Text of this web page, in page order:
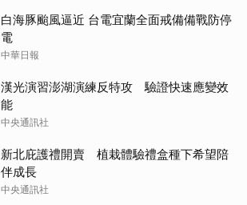
白海豚颱風逼近 台電宜蘭全面戒備備戰防停
電
中華日報
漢光演習澎湖演練反特攻 驗證快速應變效
能
中央通訊社
新北庇護禮開賣 植栽體驗禮盒種下希望陪
伴成長
中央通訊社